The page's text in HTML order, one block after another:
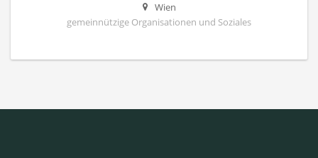
Wien
gemeinnützige Organisationen und Soziales